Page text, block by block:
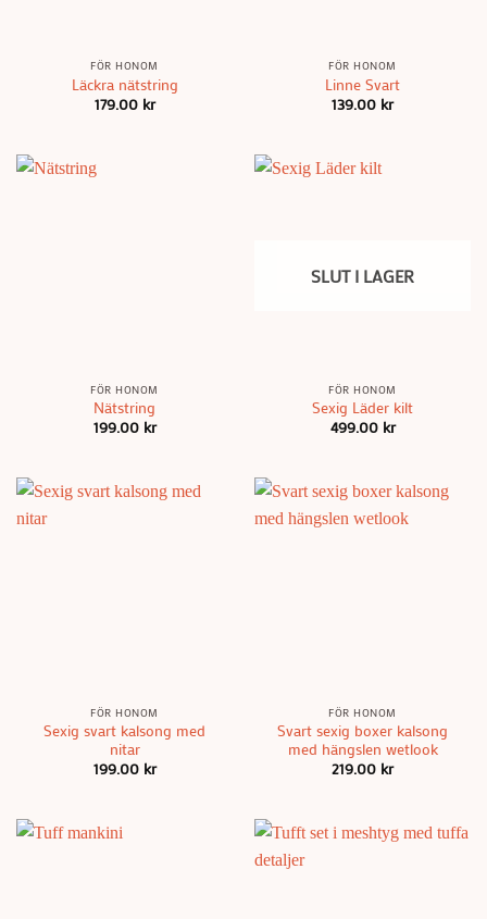
FÖR HONOM
Läckra nätstring
179.00 kr
FÖR HONOM
Linne Svart
139.00 kr
FÖR HONOM
Nätstring
199.00 kr
SLUT I LAGER
FÖR HONOM
Sexig Läder kilt
499.00 kr
FÖR HONOM
Sexig svart kalsong med
nitar
199.00 kr
FÖR HONOM
Svart sexig boxer kalsong
med hängslen wetlook
219.00 kr